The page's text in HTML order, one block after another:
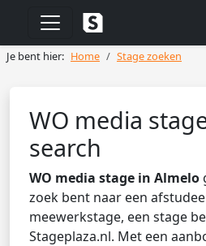
Je bent hier: Home Stage zoeken
WO media
search
WO media stage in Almelo
zoek bent naar een
meewerkstage, een stage
Stageplaza.nl. Met een